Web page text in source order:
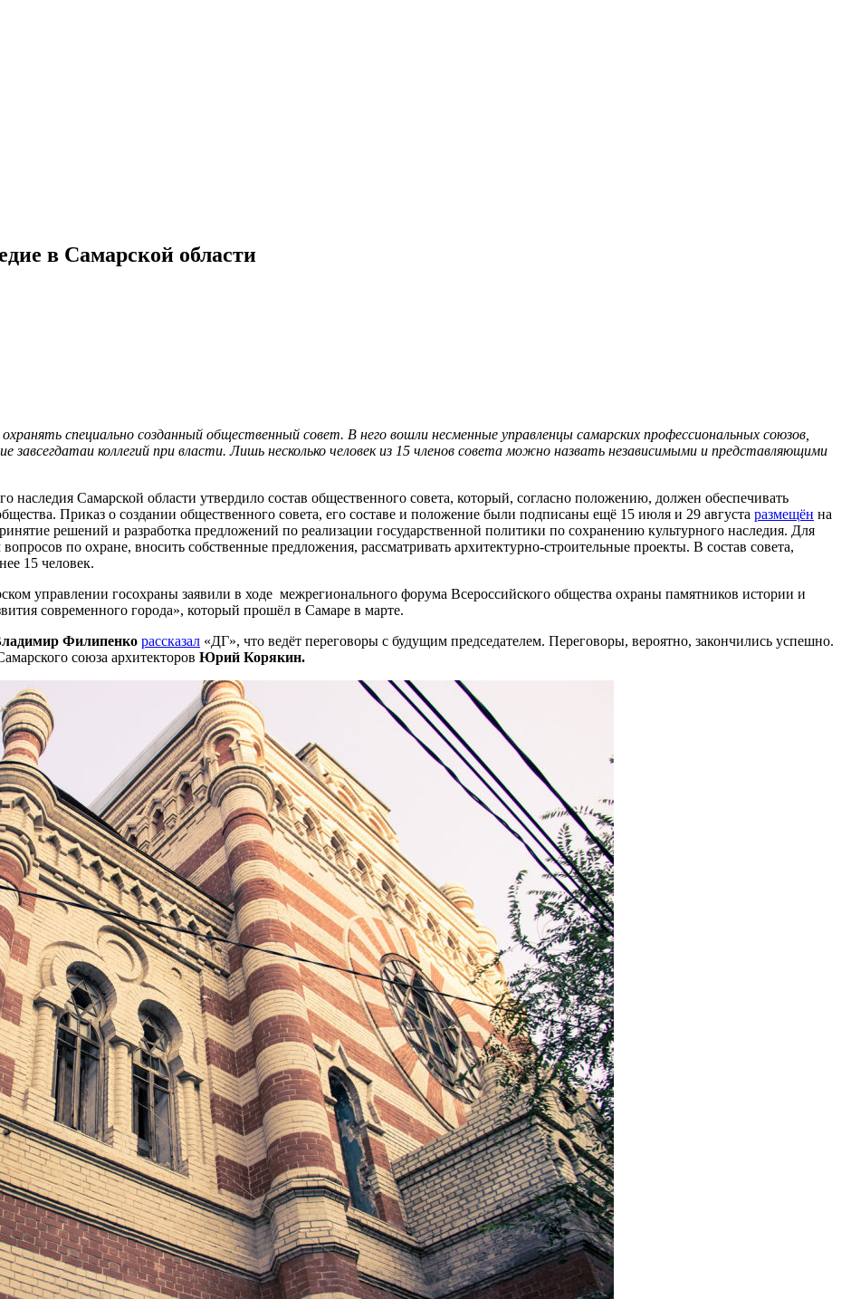
в Самарской области
специально созданный общественный совет. В него вошли несменные управленцы самарских профессиональных союзов,
коллегий при власти. Лишь несколько человек из 15 членов совета можно назвать независимыми и представляющими
наследия Самарской области утвердило состав общественного совета, который, согласно положению, должен обеспечивать
Приказ о создании общественного совета, его составе и положение были подписаны ещё 15 июля и 29 августа размещён на
решений и разработка предложений по реализации государственной политики по сохранению культурного наследия. Для
по охране, вносить собственные предложения, рассматривать архитектурно-строительные проекты. В состав совета,
15 человек.
управлении госохраны заявили в ходе межрегионального форума Всероссийского общества охраны памятников истории и
современного города», который прошёл в Самаре в марте.
Филипенко рассказал «ДГ», что ведёт переговоры с будущим председателем. Переговоры, вероятно, закончились успешно.
союза архитекторов Юрий Корякин.